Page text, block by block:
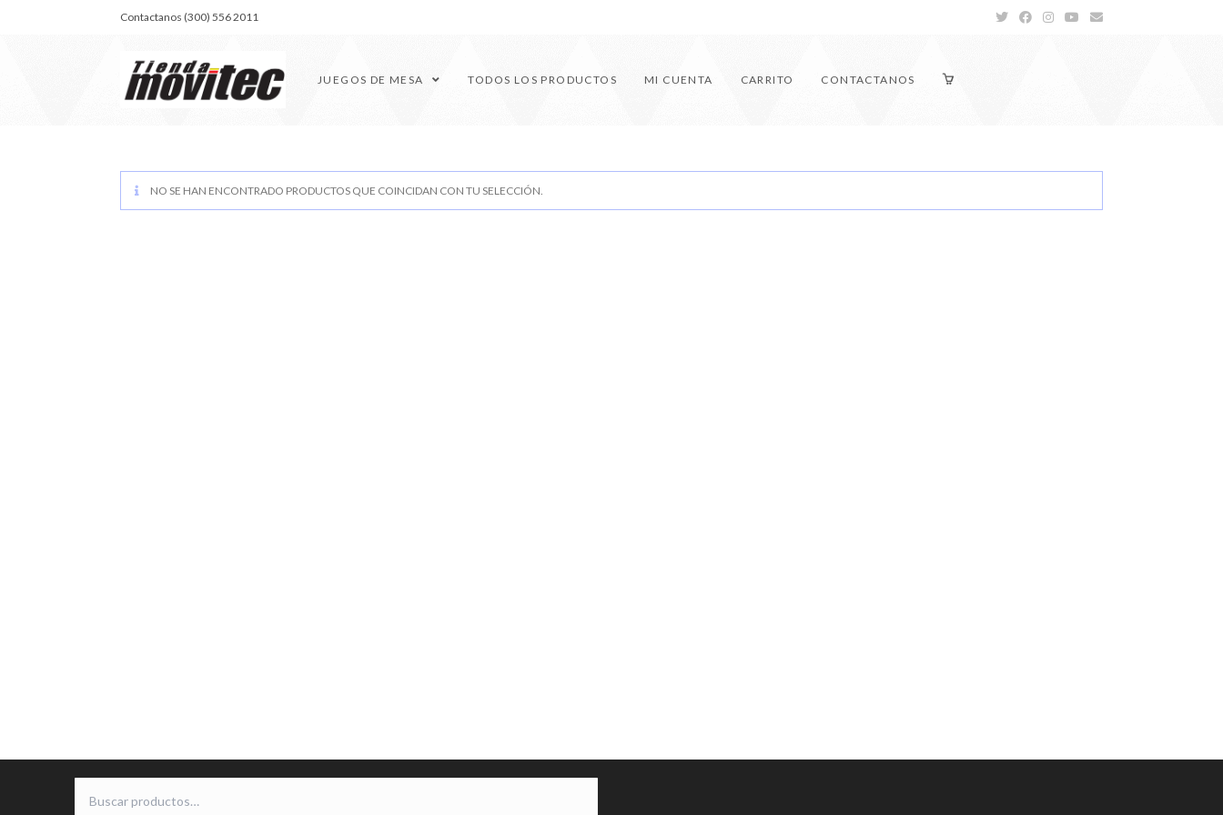
Contactanos (300) 556 2011
JUEGOS DE MESA TODOS LOS PRODUCTOS MI CUENTA CARRITO CONTACTANOS
NO SE HAN ENCONTRADO PRODUCTOS QUE COINCIDAN CON TU SELECCIÓN.